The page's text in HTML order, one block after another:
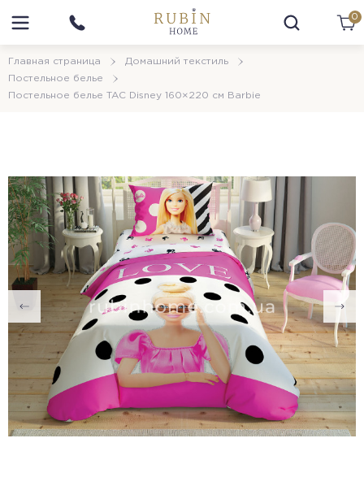
0
Главная страница
Домашний текстиль
Постельное белье
Постельное белье TAC Disney 160×220 см Barbie